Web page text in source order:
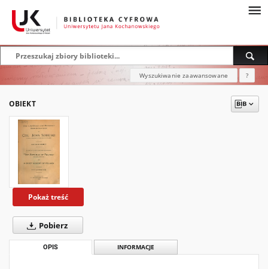
Wyszukiwanie zaawansowane ?
OBIEKT
Pokaż treść
Pobierz
OPIS INFORMACJE